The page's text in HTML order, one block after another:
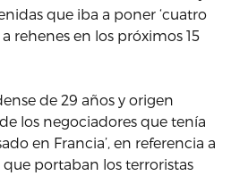
que iba a poner ‘cuatro
rehenes en los próximos 15
de 29 años y origen
los negociadores que tenía
en Francia’, en referencia a
que portaban los terroristas